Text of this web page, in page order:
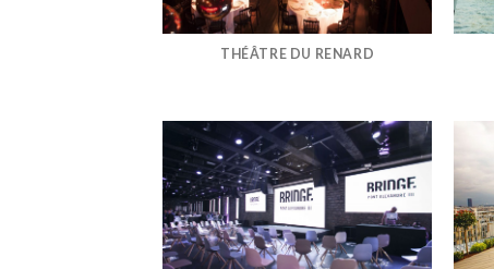
THÉÂTRE DU RENARD